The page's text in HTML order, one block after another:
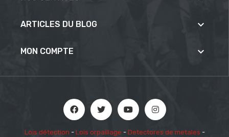
ARTICLES DU BLOG 
MON COMPTE 
Lois détection - Lois orpaillage - Detectores de metales -